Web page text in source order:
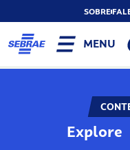
SOBRE
MENU
Explore